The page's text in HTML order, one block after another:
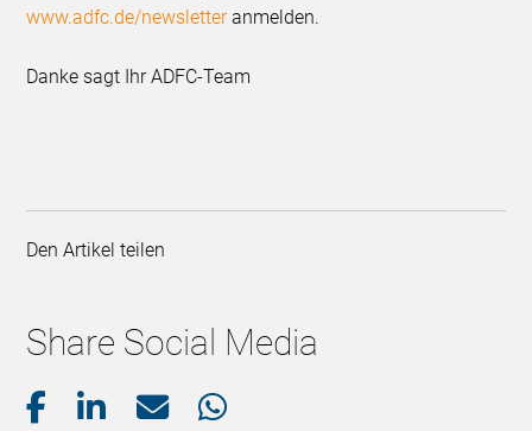
www.adfc.de/newsletteranmelden.
Danke sagt Ihr ADFC-Team
Den Artikel teilen
Share Social Media